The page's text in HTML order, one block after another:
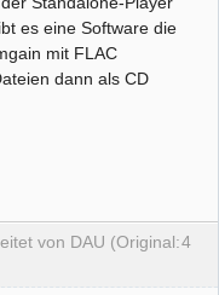
es eine Software die
mit FLAC
dann als CD
4
von DAU (Original: